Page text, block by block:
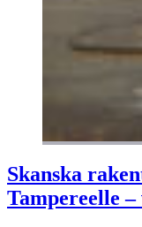
Skanska
Tampereelle